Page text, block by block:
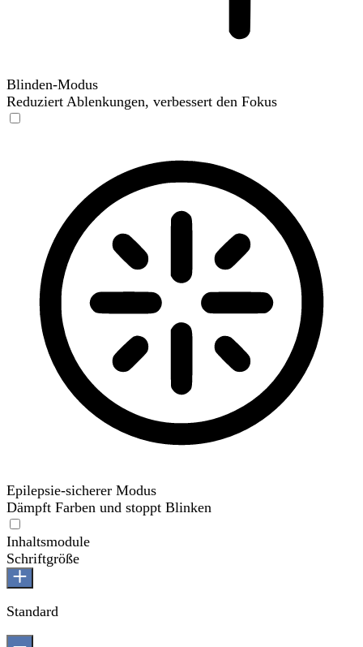
Blinden-Modus
Reduziert Ablenkungen, verbessert den Fokus
Epilepsie-sicherer Modus
Dämpft Farben und stoppt Blinken
Inhaltsmodule
Schriftgröße
Standard